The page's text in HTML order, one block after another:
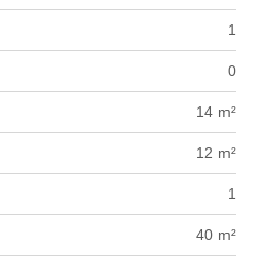
1
0
14 m²
12 m²
1
40 m²